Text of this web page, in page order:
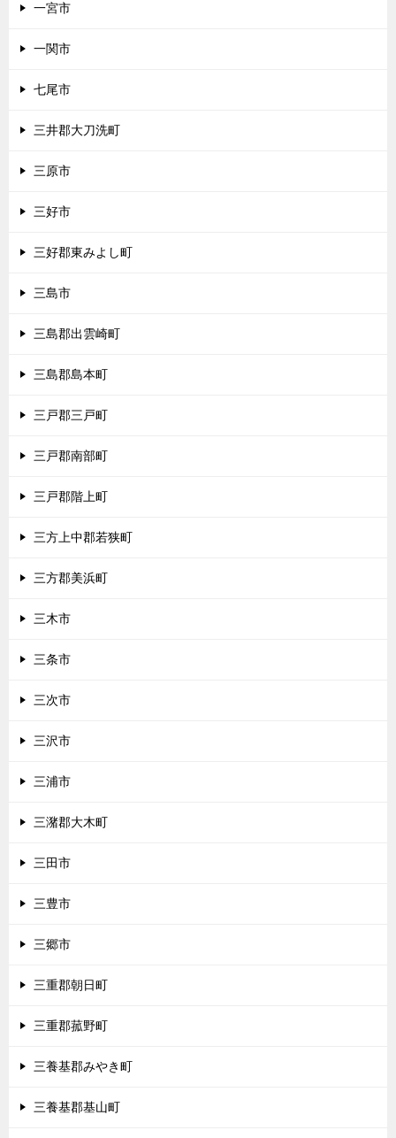
一宮市
一関市
七尾市
三井郡大刀洗町
三原市
三好市
三好郡東みよし町
三島市
三島郡出雲崎町
三島郡島本町
三戸郡三戸町
三戸郡南部町
三戸郡階上町
三方上中郡若狭町
三方郡美浜町
三木市
三条市
三次市
三沢市
三浦市
三潴郡大木町
三田市
三豊市
三郷市
三重郡朝日町
三重郡菰野町
三養基郡みやき町
三養基郡基山町